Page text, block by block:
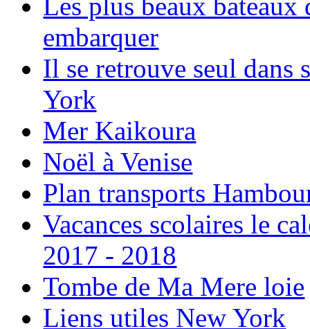
embarquer
Il se retrouve seul dans
York
Mer Kaikoura
Noël à Venise
Plan transports
Vacances scolaires le
2017 - 2018
Tombe de Ma Mere loie
Liens utiles New York